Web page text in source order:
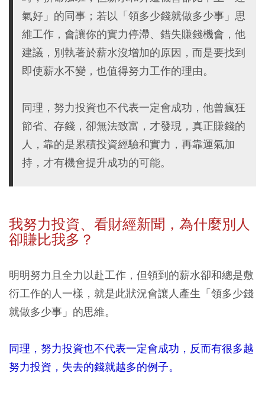
氣好」的同事；若以「領多少錢就做多少事」思
維工作，會讓你的實力停滯、錯失賺錢機會，他
建議，別執著於薪水沒增加的原因，而是要找到
即使薪水不變，也值得努力工作的理由。
同理，努力投資也不代表一定會成功，他曾瘋狂
節省、存錢，卻無法致富，才發現，真正賺錢的
人，靠的是累積投資經驗和實力，再靠運氣加
持，才有機會提升成功的可能。
我努力投資、看財經新聞，為什麼別人
卻賺比我多？
明明努力且全力以赴工作，但領到的薪水卻和總是敷
衍工作的人一樣，就是此狀況會讓人產生「領多少錢
就做多少事」的思維。
同理，努力投資也不代表一定會成功，反而有很多越
努力投資，失去的錢就越多的例子。